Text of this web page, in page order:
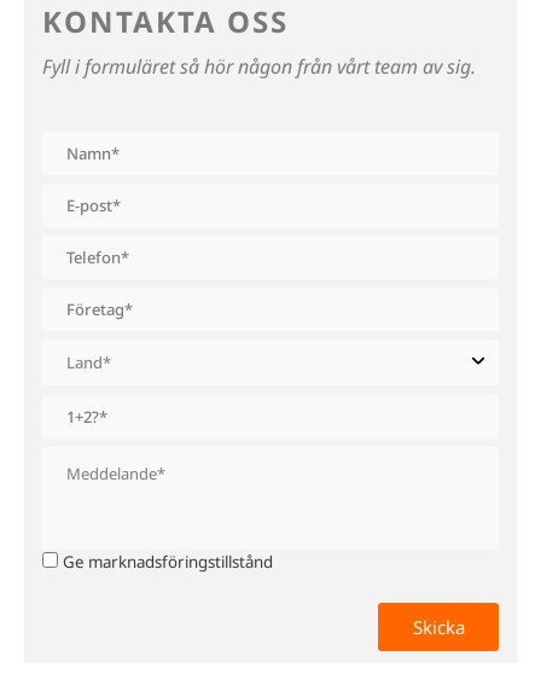
KONTAKTA OSS
Fyll i formuläret så hör någon från vårt team av sig.
Ge marknadsföringstillstånd